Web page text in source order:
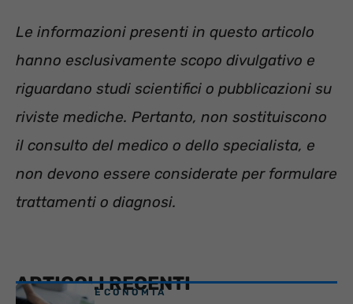
Le informazioni presenti in questo articolo
hanno esclusivamente scopo divulgativo e
riguardano studi scientifici o pubblicazioni su
riviste mediche. Pertanto, non sostituiscono
il consulto del medico o dello specialista, e
non devono essere considerate per formulare
trattamenti o diagnosi.
ARTICOLI RECENTI
ECONOMIA